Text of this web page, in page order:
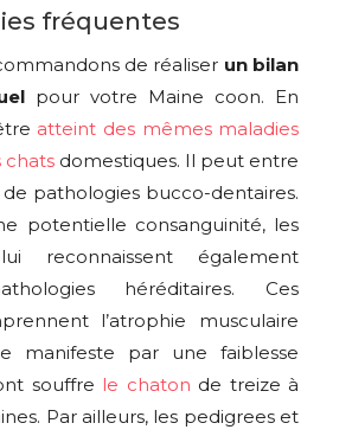
fréquentes
de réaliser un bilan
pour votre Maine coon. En
atteint des mêmes maladies
chatsdomestiques. Il peut entre
de pathologies bucco-dentaires.
potentielle consanguinité, les
reconnaissent également
héréditaires. Ces
l’atrophie musculaire
manifeste par une faiblesse
souffre le chaton de treize à
Par ailleurs, les pedigrees et